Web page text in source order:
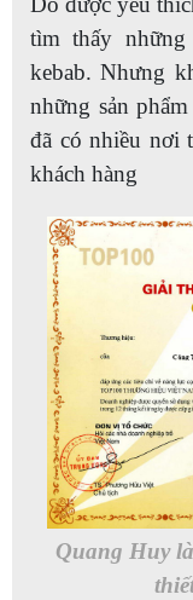
tìm thấy
kebab. Nhưng
những sản
đã có nhiều nơi
khách hàng
Quang Huy